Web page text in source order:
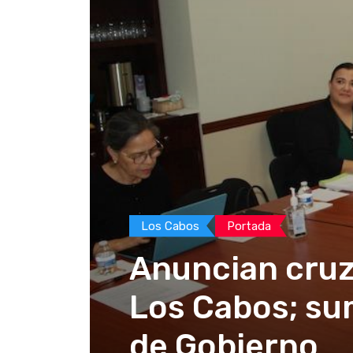
Los Cabos Portada
Anuncian
Los Cabos;